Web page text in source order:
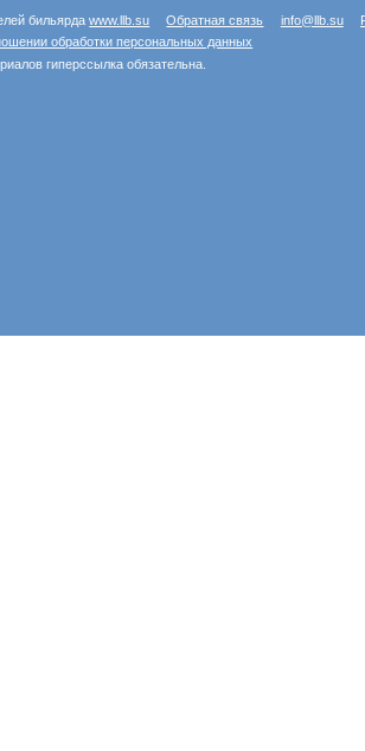
бильярдаwww.llb.su Обратная связь info@llb.su
обработки персональных данных
гиперссылка обязательна.